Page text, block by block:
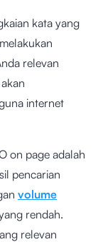
kata yang
relevan
internet
on page adalah
pencarian
volume
rendah.
relevan